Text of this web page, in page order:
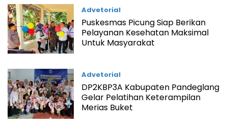
Advetorial
Puskesmas Picung Siap Berikan
Pelayanan Kesehatan Maksimal
Untuk Masyarakat
Advetorial
DP2KBP3A Kabupaten Pandeglang
Gelar Pelatihan Keterampilan
Merias Buket